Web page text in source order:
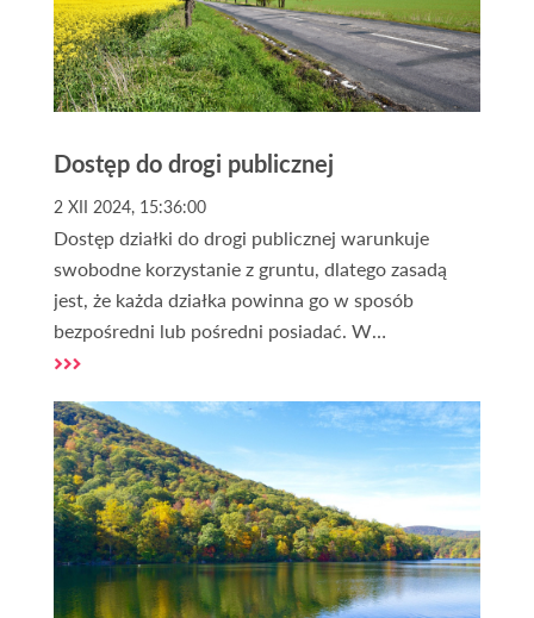
Dostęp do drogi publicznej
2 XII 2024, 15:36:00
Dostęp działki do drogi publicznej warunkuje
swobodne korzystanie z gruntu, dlatego zasadą
jest, że każda działka powinna go w sposób
bezpośredni lub pośredni posiadać. W
szczególności w przypadku działek, na których ma
niezbędny.